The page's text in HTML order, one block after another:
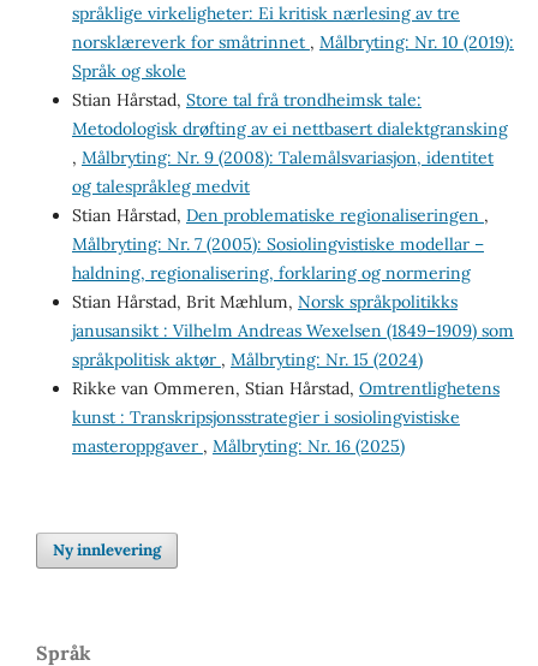
språklige virkeligheter: Ei kritisk nærlesing av tre
norsklæreverk for småtrinnet , Målbryting: Nr. 10 (2019):
Språk og skole
Stian Hårstad, Store tal frå trondheimsk tale:
Metodologisk drøfting av ei nettbasert dialektgransking
, Målbryting: Nr. 9 (2008): Talemålsvariasjon, identitet
og talespråkleg medvit
Stian Hårstad, Den problematiske regionaliser­ingen ,
Målbryting: Nr. 7 (2005): Sosiolingvistiske modellar –
haldning, regionalisering, forklaring og normering
Stian Hårstad, Brit Mæhlum, Norsk språkpolitikks
janusansikt : Vilhelm Andreas Wexelsen (1849–1909) som
språkpolitisk aktør , Målbryting: Nr. 15 (2024)
Rikke van Ommeren, Stian Hårstad, Omtrentlighetens
kunst : Transkripsjonsstrategier i sosiolingvistiske
masteroppgaver , Målbryting: Nr. 16 (2025)
Ny innlevering
Språk